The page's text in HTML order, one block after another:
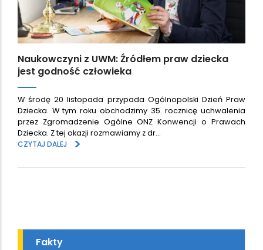
Naukowczyni z UWM: Źródłem praw dziecka
jest godność człowieka
W środę 20 listopada przypada Ogólnopolski Dzień Praw
Dziecka. W tym roku obchodzimy 35. rocznicę uchwalenia
przez Zgromadzenie Ogólne ONZ Konwencji o Prawach
Dziecka. Z tej okazji rozmawiamy z dr…
CZYTAJ DALEJ
>
Fakty